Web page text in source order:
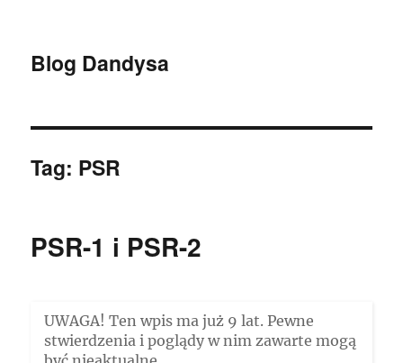
Blog Dandysa
Tag: PSR
PSR-1 i PSR-2
UWAGA! Ten wpis ma już 9 lat. Pewne
stwierdzenia i poglądy w nim zawarte mogą